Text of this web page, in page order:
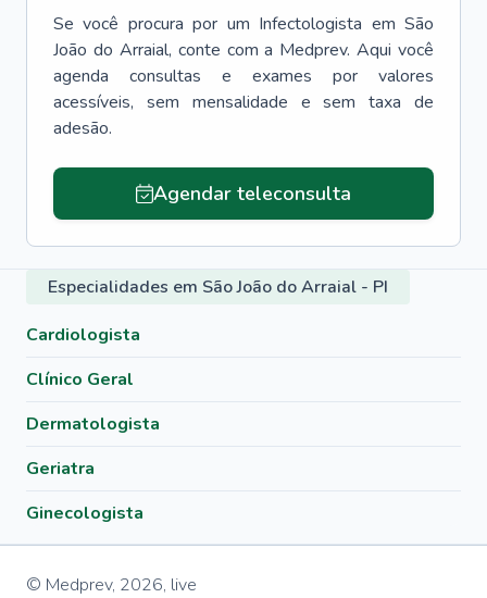
Se você procura por um Infectologista em São
João do Arraial, conte com a Medprev. Aqui você
agenda consultas e exames por valores
acessíveis, sem mensalidade e sem taxa de
adesão.
Agendar teleconsulta
Especialidades em São João do Arraial - PI
Cardiologista
Clínico Geral
Dermatologista
Geriatra
Ginecologista
© Medprev, 2026, live